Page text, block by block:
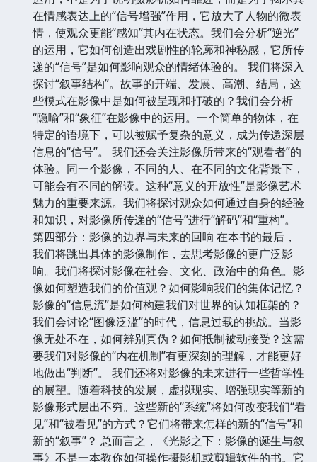
在情感表达上的“信号增强”作用，它放大了人物的微表
情，使观众更能“感知”其内在状态。我们会分析“逆光”
的运用，它如何创造出戏剧性的轮廓和神秘感，它所传
递的“信号”是如何影响观众的情绪体验的。 我们将深入
探讨“叙事结构”。故事的开端、发展、高潮、结局，这
些模式在影像中是如何被呈现和打破的？我们会分析
“隐喻”和“象征”在影像中的运用。一个简单的物体，在
特定的语境下，可以被赋予复杂的意义，成为传递深层
信息的“信号”。 我们还会关注影像所带来的“观看者”的
体验。同一个影像，不同的人、在不同的文化背景下，
可能会有不同的解读。这种“意义的开放性”是影像艺术
魅力的重要来源。我们将探讨观众如何通过自身的经验
和知识，对影像所传递的“信号”进行“解码”和“重构”。
第四部分：影像的边界与未来的回响 在本书的最后，
我们将跳出具体的影像制作，去思考影像的更广泛影
响。我们将探讨影像在社会、文化、政治中的角色。影
像如何塑造我们的价值观？如何影响我们的集体记忆？
影像的“信息流”是如何构建我们对世界的认知框架的？
我们会讨论“图像泛滥”的时代，信息过载的挑战。当影
像无处不在，如何辨别真伪？如何抵制被动接受？这需
要我们对影像的“内在机制”有更深刻的理解，才能更好
地做出“判断”。 我们还将对影像的未来进行一些哲学性
的展望。随着科技的发展，虚拟现实、增强现实等新的
影像形式层出不穷。这些新的“系统”将如何改变我们“看
见”和“被看见”的方式？它们将带来怎样的新的“信号”和
新的“叙事”？ 总而言之，《光影之下：影像的诞生与叙
事》不是一本教你如何操作摄影机或剪辑软件的书。它